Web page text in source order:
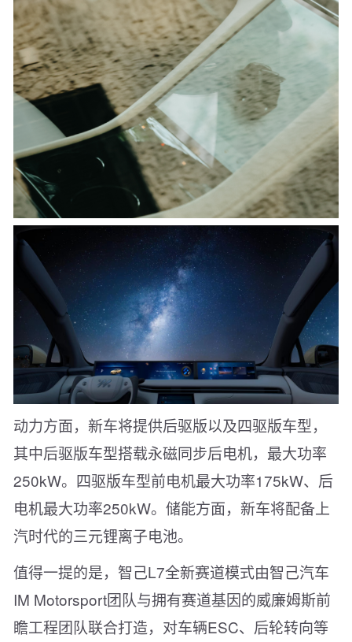
动力方面，新车将提供后驱版以及四驱版车型，
其中后驱版车型搭载永磁同步后电机，最大功率
250kW。四驱版车型前电机最大功率175kW、后
电机最大功率250kW。储能方面，新车将配备上
汽时代的三元锂离子电池。
值得一提的是，智己L7全新赛道模式由智己汽车
IM Motorsport团队与拥有赛道基因的威廉姆斯前
瞻工程团队联合打造，对车辆ESC、后轮转向等